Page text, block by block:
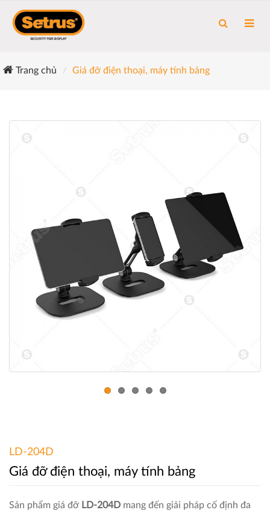
Trang chủ Giá đỡ điện thoại, máy tính bảng
LD-204D
Giá đỡ điện thoại, máy tính bảng
Sản phẩm giá đỡ LD-204D mang đến giải pháp cố định đa